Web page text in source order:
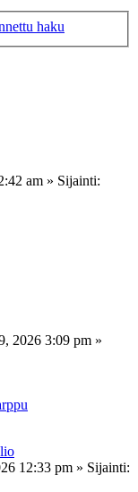
haku
am » Sijainti:
2026 3:09 pm »
12:33 pm » Sijainti: